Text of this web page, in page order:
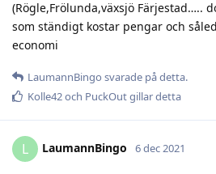
(Rögle,Frölunda,växsjö Färjestad…..
som ständigt kostar pengar och
economi
LaumannBingo svarade på detta.
Kolle42och PuckOutgillar detta
L LaumannBingo 6 dec 2021